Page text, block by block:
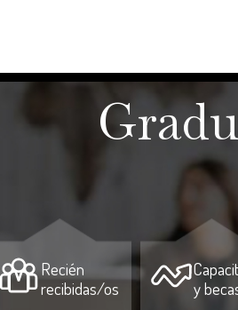
Recién
recibidas/os
y